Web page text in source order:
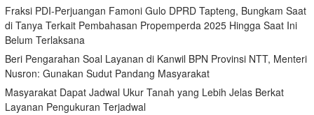
Fraksi PDI-Perjuangan Famoni Gulo DPRD Tapteng, Bungkam Saat
di Tanya Terkait Pembahasan Propemperda 2025 Hingga Saat Ini
Belum Terlaksana
Beri Pengarahan Soal Layanan di Kanwil BPN Provinsi NTT, Menteri
Nusron: Gunakan Sudut Pandang Masyarakat
Masyarakat Dapat Jadwal Ukur Tanah yang Lebih Jelas Berkat
Layanan Pengukuran Terjadwal